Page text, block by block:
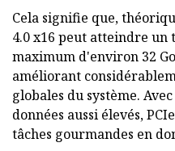
Cela signifie que,
4.0 x16 peut atteindre un
maximum d'environ 32
améliorant
globales du système.
données aussi élevés,
tâches gourmandes en